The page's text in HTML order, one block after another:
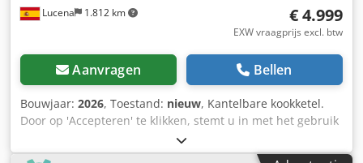
Lucena 1.812 km € 4.999
EXW vraagprijs excl. btw
Aanvragen Bellen
Bouwjaar: 2026, Toestand: nieuw, Kantelbare kookketel.
Door op 'Accepteren' te klikken, stemt u in met het gebruik
van analytische cookies. Ronde, conische, kantelbare
braadpan van roestvrij staal voor de bereiding van